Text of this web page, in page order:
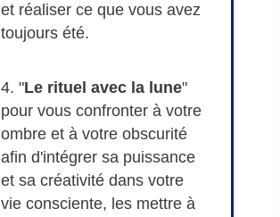
et réaliser ce que vous avez
toujours été.
4. "Le rituel avec la lune"
pour vous confronter à votre
ombre et à votre obscurité
afin d'intégrer sa puissance
et sa créativité dans votre
vie consciente, les mettre à